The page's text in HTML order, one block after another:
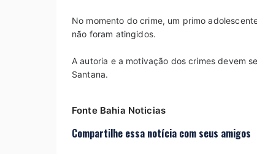
No momento do crime, um primo
não foram atingidos.
A autoria e a motivação dos crimes devem
Santana.
Fonte Bahia Noticias
Compartilhe essa notícia com seus amigos